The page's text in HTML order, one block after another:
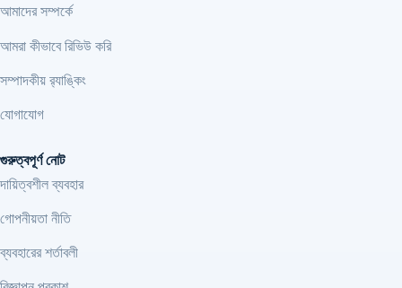
আমাদের সম্পর্কে
আমরা কীভাবে রিভিউ করি
সম্পাদকীয় র‍্যাঙ্কিং
যোগাযোগ
গুরুত্বপূর্ণ নোট
দায়িত্বশীল ব্যবহার
গোপনীয়তা নীতি
ব্যবহারের শর্তাবলী